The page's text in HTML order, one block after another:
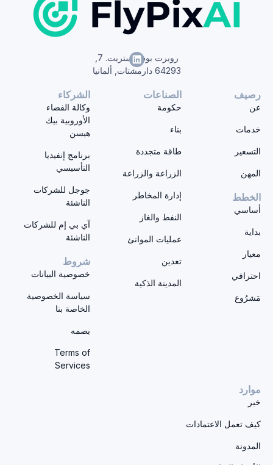
روبرت بوش ستريت. 7,
64293 دارمشتات, ألمانيا
رصيف
عن
خدمات
التسعير
المهن
الخطط
أساسي
بداية
معيار
احترافي
مَشرُوع
الصناعات
حكومة
بناء
طاقة متجددة
الزراعة والزراعة
إدارة المخاطر
النفط والغاز
عمليات الموانئ
تعدين
المدينة الذكية
الشركاء
وكالة الفضاء
الأوروبية بيك
هيسن
برنامج إنفيديا
التأسيسي
جوجل للشركات
الناشئة
آي بي إم للشركات
الناشئة
شروط
خصوصية البيانات
سياسة الخصوصية
الخاصة بنا
بصمه
Terms of
Services
موارد
خبر
كيف تعمل الاعتمادات
المدونة